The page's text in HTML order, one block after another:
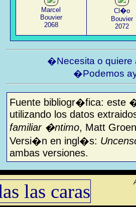
Marcel
Bouvier
2068
Cl�o
Bouvier
2072
�Necesita o
�Podemos
Fuente bibliogr�fica: este
utilizando los datos
familiar �ntimo, Matt
Versi�n en ingl�s:
ambas versiones.